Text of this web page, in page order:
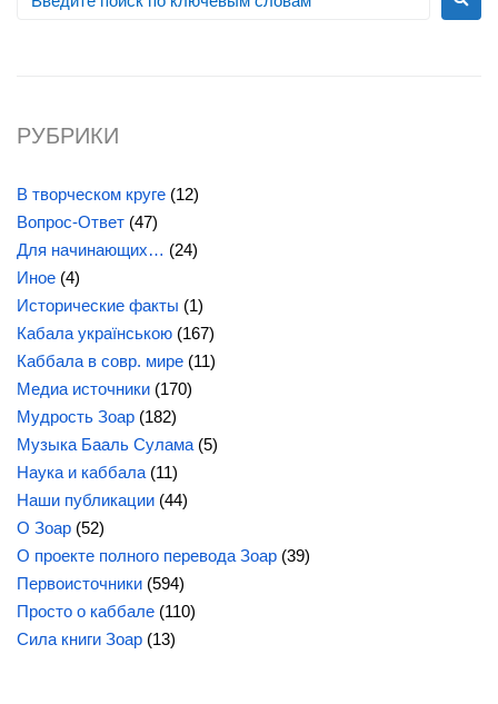
РУБРИКИ
В творческом круге (12)
Вопрос-Ответ (47)
Для начинающих… (24)
Иное (4)
Исторические факты (1)
Кабала українською (167)
Каббала в совр. мире (11)
Медиа источники (170)
Мудрость Зоар (182)
Музыка Бааль Сулама (5)
Наука и каббала (11)
Наши публикации (44)
О Зоар (52)
О проекте полного перевода Зоар (39)
Первоисточники (594)
Просто о каббале (110)
Сила книги Зоар (13)